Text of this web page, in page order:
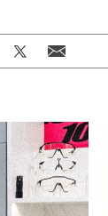
sur Facebook
Partager sur TwitterPartager par e-mail